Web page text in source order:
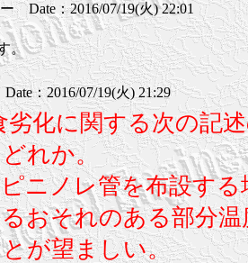
Date：2016/07/19(火) 22:01
。
：2016/07/19(火) 21:29
劣化に関する次の記
れか。
ニノレ管を布設する
おそれのある部分
が望ましい。